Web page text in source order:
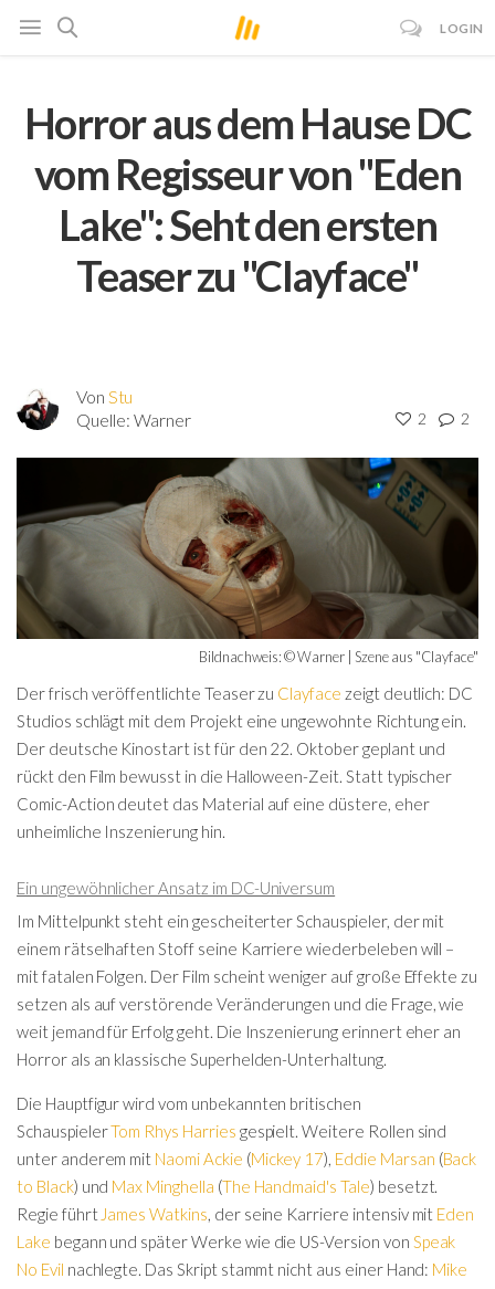
LOGIN
Horror aus dem Hause DC
vom Regisseur von "Eden
Lake": Seht den ersten
Teaser zu "Clayface"
Von Stu
Quelle: Warner 2 2
Bildnachweis: © Warner | Szene aus "Clayface"
Der frisch veröffentlichte Teaser zu Clayface zeigt deutlich: DC
Studios schlägt mit dem Projekt eine ungewohnte Richtung ein.
Der deutsche Kinostart ist für den 22. Oktober geplant und
rückt den Film bewusst in die Halloween-Zeit. Statt typischer
Comic-Action deutet das Material auf eine düstere, eher
unheimliche Inszenierung hin.
Ein ungewöhnlicher Ansatz im DC-Universum
Im Mittelpunkt steht ein gescheiterter Schauspieler, der mit
einem rätselhaften Stoff seine Karriere wiederbeleben will –
mit fatalen Folgen. Der Film scheint weniger auf große Effekte zu
setzen als auf verstörende Veränderungen und die Frage, wie
weit jemand für Erfolg geht. Die Inszenierung erinnert eher an
Horror als an klassische Superhelden-Unterhaltung.
Die Hauptfigur wird vom unbekannten britischen
SchauspielerTom Rhys Harries gespielt. Weitere Rollen sind
unter anderem mit Naomi Ackie (Mickey 17), Eddie Marsan (Back
to Black) und Max Minghella (The Handmaid's Tale) besetzt.
Regie führt James Watkins, der seine Karriere intensiv mit Eden
Lake begann und später Werke wie die US-Version von Speak
No Evil nachlegte. Das Skript stammt nicht aus einer Hand: Mike